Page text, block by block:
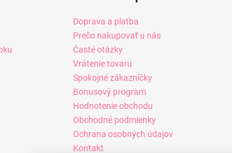
Doprava a platba
Prečo nakupovať u nás
Časté otázky
Vrátenie tovaru
Spokojné zákazníčky
Bonusový program
Hodnotenie obchodu
Obchodné podmienky
Ochrana osobných údajov
Kontakt